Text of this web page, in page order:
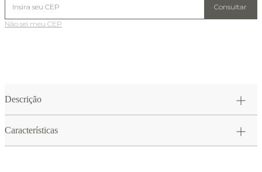
Consultar
Não sei meu CEP
Descrição
Características